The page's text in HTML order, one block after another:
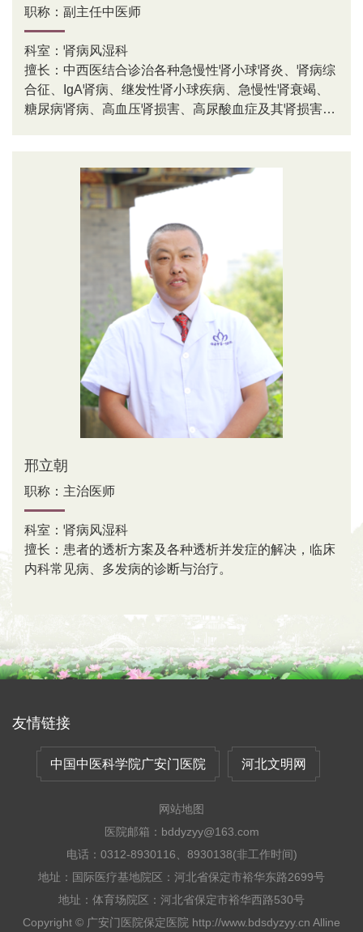
职称：副主任中医师
科室：肾病风湿科
擅长：中西医结合诊治各种急慢性肾小球肾炎、肾病综
合征、IgA肾病、继发性肾小球疾病、急慢性肾衰竭、
糖尿病肾病、高血压肾损害、高尿酸血症及其肾损害、
邢立朝
职称：主治医师
科室：肾病风湿科
擅长：患者的透析方案及各种透析并发症的解决，临床
内科常见病、多发病的诊断与治疗。
友情链接
中国中医科学院广安门医院 河北文明网
网站地图
医院邮箱：bddyzyy@163.com
电话：0312-8930116、8930138(非工作时间)
地址：国际医疗基地院区：河北省保定市裕华东路2699号
地址：体育场院区：河北省保定市裕华西路530号
Copyright © 广安门医院保定医院 http://www.bdsdyzyy.cn Alline